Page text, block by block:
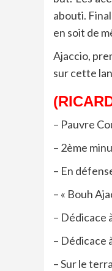
abouti.
en soit de
Ajaccio,
sur cette
– Pauvre
– 2ème
– En
– « Bouh
– Dédicace
– Dédicace
– Sur le